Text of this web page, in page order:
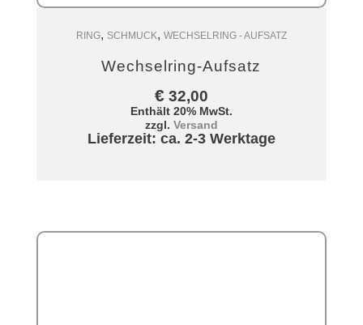
Zum Warenkorb
RING, SCHMUCK, WECHSELRING - AUFSATZ
Wechselring-Aufsatz
€32,00
Enthält 20% MwSt.
zzgl. Versand
Lieferzeit: ca. 2-3 Werktage